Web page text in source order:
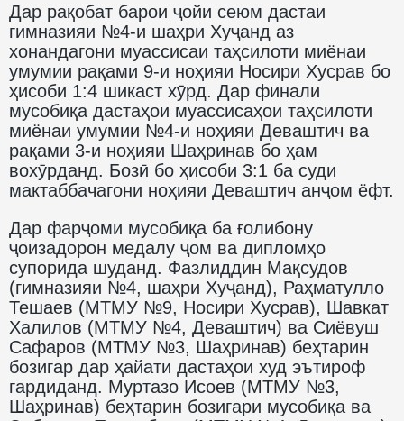
Дар рақобат барои ҷойи сеюм дастаи
гимназияи №4-и шаҳри Хуҷанд аз
хонандагони муассисаи таҳсилоти миёнаи
умумии рақами 9-и ноҳияи Носири Хусрав бо
ҳисоби 1:4 шикаст хӯрд. Дар финали
мусобиқа дастаҳои муассисаҳои таҳсилоти
миёнаи умумии №4-и ноҳияи Деваштич ва
рақами 3-и ноҳияи Шаҳринав бо ҳам
вохӯрданд. Бозӣ бо ҳисоби 3:1 ба суди
мактаббачагони ноҳияи Деваштич анҷом ёфт.
Дар фарҷоми мусобиқа ба ғолибону
ҷоизадорон медалу ҷом ва дипломҳо
супорида шуданд. Фазлиддин Мақсудов
(гимназияи №4, шаҳри Хуҷанд), Раҳматулло
Тешаев (МТМУ №9, Носири Хусрав), Шавкат
Халилов (МТМУ №4, Деваштич) ва Сиёвуш
Сафаров (МТМУ №3, Шаҳринав) беҳтарин
бозигар дар ҳайати дастаҳои худ эътироф
гардиданд. Муртазо Исоев (МТМУ №3,
Шаҳринав) беҳтарин бозигари мусобиқа ва